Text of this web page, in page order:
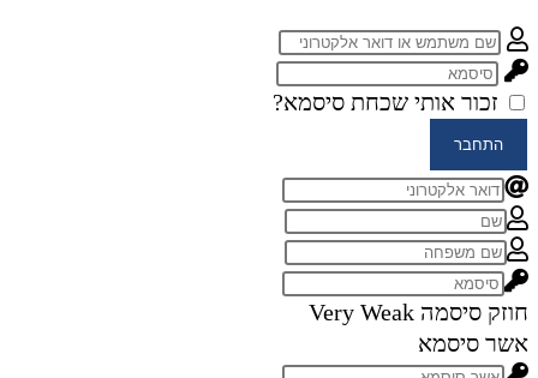
זכור אותי שכחת סיסמא?
התחבר
חוזק סיסמה Very Weak
אשר סיסמא